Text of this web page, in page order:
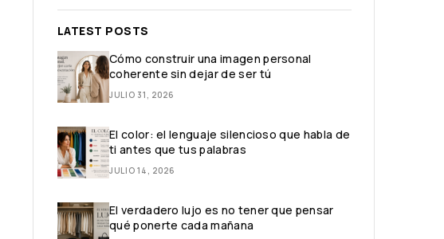
LATEST POSTS
Cómo construir una imagen personal
coherente sin dejar de ser tú
JULIO 31, 2026
El color: el lenguaje silencioso que habla de
ti antes que tus palabras
JULIO 14, 2026
El verdadero lujo es no tener que pensar
qué ponerte cada mañana